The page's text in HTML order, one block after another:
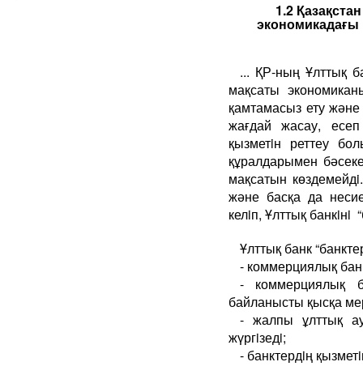
1.2
... ҚР-ның Ұлттық
мақсаты
қамтамасыз ету
жағдай жасау,
қызметiн реттеу
құралдарымен
мақсатын
және басқа да
келiп, Ұлттық банкiнi
Ұлттық банк
- коммерциялық
- коммерциялық
байланысты қысқа
- жалпы ұлттық
жүргiзедi;
- банктердiң